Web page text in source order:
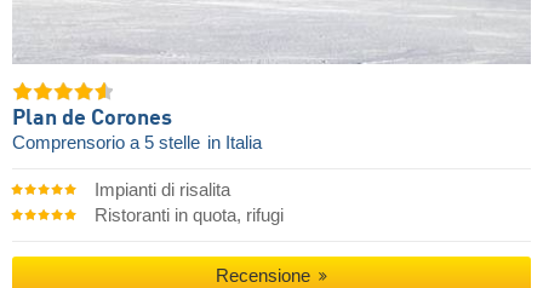
Plan de Corones
Comprensorio a 5 stelle in Italia
Impianti di risalita
Ristoranti in quota, rifugi
Recensione